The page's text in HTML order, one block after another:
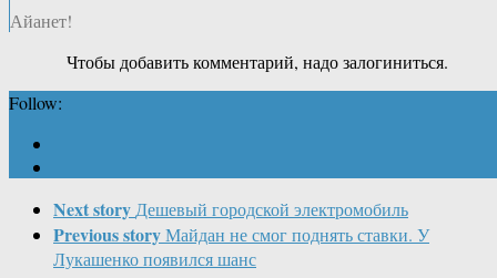
Айанет!
Чтобы добавить комментарий, надо залогиниться.
Follow:
Next storyДешевый городской электромобиль
Previous storyМайдан не смог поднять ставки. У
Лукашенко появился шанс